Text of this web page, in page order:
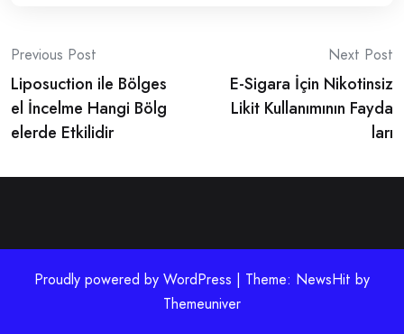
Post
navigation
Previous Post
Liposuction ile Bölges
el İncelme Hangi Bölg
elerde Etkilidir
Next Post
E-Sigara İçin Nikotinsiz
Likit Kullanımının Fayda
ları
Proudly powered by WordPress | Theme: NewsHit by
Themeuniver